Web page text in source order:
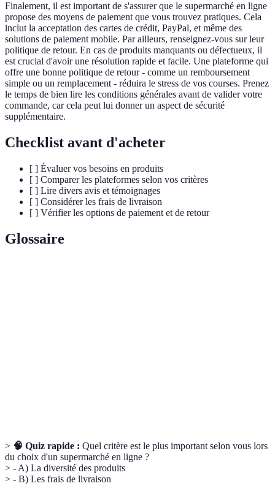
Finalement, il est important de s'assurer que le supermarché en ligne
propose des moyens de paiement que vous trouvez pratiques. Cela
inclut la acceptation des cartes de crédit, PayPal, et même des
solutions de paiement mobile. Par ailleurs, renseignez-vous sur leur
politique de retour. En cas de produits manquants ou défectueux, il
est crucial d'avoir une résolution rapide et facile. Une plateforme qui
offre une bonne politique de retour - comme un remboursement
simple ou un remplacement - réduira le stress de vos courses. Prenez
le temps de bien lire les conditions générales avant de valider votre
commande, car cela peut lui donner un aspect de sécurité
supplémentaire.
Checklist avant d'acheter
[ ] Évaluer vos besoins en produits
[ ] Comparer les plateformes selon vos critères
[ ] Lire divers avis et témoignages
[ ] Considérer les frais de livraison
[ ] Vérifier les options de paiement et de retour
Glossaire
> 🧠 Quiz rapide : Quel critère est le plus important selon vous lors
du choix d'un supermarché en ligne ?
> - A) La diversité des produits
> - B) Les frais de livraison